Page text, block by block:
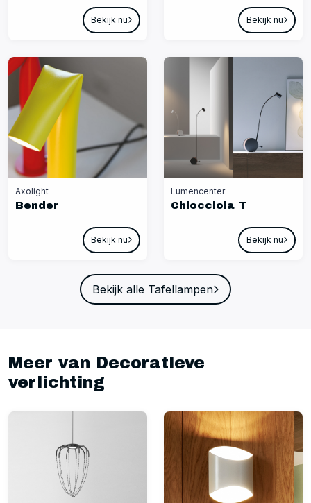
Bekijk nu Bekijk nu
Axolight
Bender
Bekijk nu
Lumencenter
Chiocciola T
Bekijk nu
Bekijk alle Tafellampen
Meer van Decoratieve
verlichting